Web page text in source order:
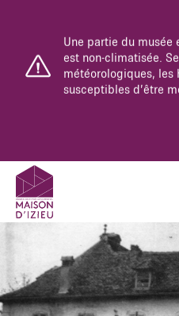
Le musée-mémorial
dimanche de 10h à
La maison se
guidée.